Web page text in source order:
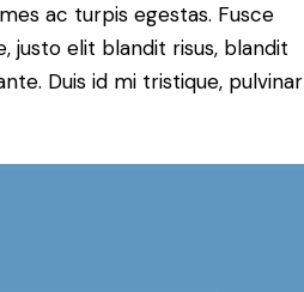
ac turpis egestas. Fusce
justo elit blandit risus, blandit
Duis id mi tristique, pulvinar